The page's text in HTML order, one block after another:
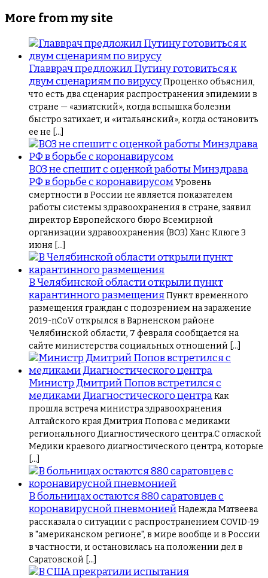
More from my site
Главврач предложил Путину готовиться к
двум сценариям по вирусуПроценко объяснил,
что есть два сценария распространения эпидемии в
стране — «азиатский», когда вспышка болезни
быстро затихает, и «итальянский», когда остановить
ее не […]
ВОЗ не спешит с оценкой работы Минздрава
РФ в борьбе с коронавирусомУровень
смертности в России не является показателем
работы системы здравоохранения в стране, заявил
директор Европейского бюро Всемирной
организации здравоохранения (ВОЗ) Ханс Клюге 3
июня […]
В Челябинской области открыли пункт
карантинного размещенияПункт временного
размещения граждан с подозрением на заражение
2019-nCoV открылся в Варненском районе
Челябинской области, 7 февраля сообщается на
сайте министерства социальных отношений […]
Министр Дмитрий Попов встретился с
медиками Диагностического центраКак
прошла встреча министра здравоохранения
Алтайского края Дмитрия Попова с медиками
регионального Диагностического центра.С оглаской
Медики краевого диагностического центра, которые
[…]
В больницах остаются 880 саратовцев с
коронавирусной пневмониейНадежда Матвеева
рассказала о ситуации с распространением COVID-19
в "американском регионе", в мире вообще и в России
в частности, и остановилась на положении дел в
Саратовской […]